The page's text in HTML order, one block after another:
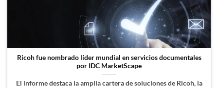
Ricoh fue nombrado líder mundial en servicios documentales
por IDC MarketScape
El informe destaca la amplia cartera de soluciones de Ricoh, la